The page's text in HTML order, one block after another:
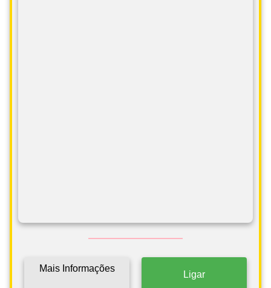
Mais Informações
Ligar